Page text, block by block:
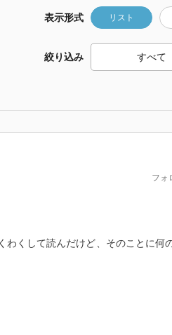
表示形式 リスト
絞り込み
フォ
わくして読んだけど、そのことに何